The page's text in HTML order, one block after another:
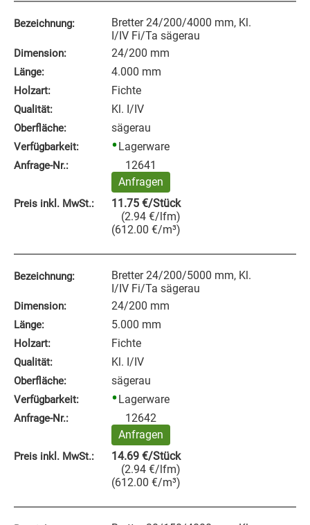
Bezeichnung:
Bretter 24/200/4000 mm, Kl.
I/IV Fi/Ta sägerau
Dimension: 24/200 mm
Länge: 4.000 mm
Holzart: Fichte
Qualität: Kl. I/IV
Oberfläche: sägerau
Verfügbarkeit: Lagerware
Anfrage‑Nr.:
12641
Anfragen
Preis inkl. MwSt.: 11.75 €/Stück
(2.94 €/lfm)
(612.00 €/m³)
Bezeichnung:
Bretter 24/200/5000 mm, Kl.
I/IV Fi/Ta sägerau
Dimension: 24/200 mm
Länge: 5.000 mm
Holzart: Fichte
Qualität: Kl. I/IV
Oberfläche: sägerau
Verfügbarkeit: Lagerware
Anfrage‑Nr.:
12642
Anfragen
Preis inkl. MwSt.: 14.69 €/Stück
(2.94 €/lfm)
(612.00 €/m³)